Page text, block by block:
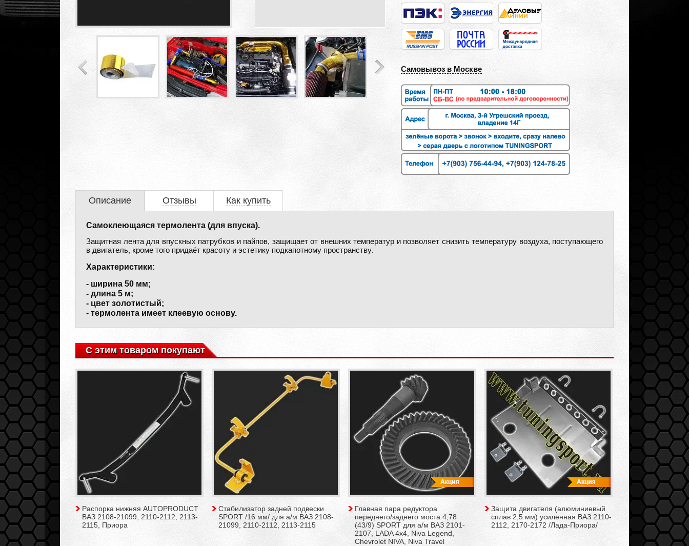
Самовывоз в Москве
Описание Отзывы Как купить
Самоклеющаяся термолента (для впуска).
Защитная лента для впускных патрубков и пайпов, защищает от внешних температур и позволяет снизить температуру воздуха, поступающего
в двигатель, кроме того придаёт красоту и эстетику подкапотному пространству.
Характеристики:
- ширина 50 мм;
- длина 5 м;
- цвет золотистый;
- термолента имеет клеевую основу.
С этим товаром покупают
Распорка нижняя AUTOPRODUCT
ВАЗ 2108-21099, 2110-2112, 2113-
2115, Приора
Стабилизатор задней подвески
SPORT /16 мм/ для а/м ВАЗ 2108-
21099, 2110-2112, 2113-2115
Главная пара редуктора
переднего/заднего моста 4,78
(43/9) SPORT для а/м ВАЗ 2101-
2107, LADA 4x4, Niva Legend,
Chevrolet NIVA, Niva Travel
Защита двигателя (алюминиевый
сплав 2,5 мм) усиленная ВАЗ 2110-
2112, 2170-2172 /Лада-Приора/